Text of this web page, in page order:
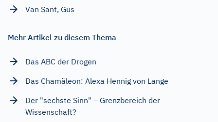
Van Sant, Gus
Mehr Artikel zu diesem Thema
Das ABC der Drogen
Das Chamäleon: Alexa Hennig von Lange
Der "sechste Sinn" – Grenzbereich der
Wissenschaft?